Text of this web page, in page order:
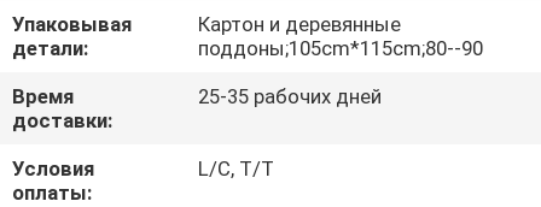
СВЯЖИТЕСЬ
МЫ
НОВОСТИ
Упаковывая
детали:
Картон и деревянные
поддоны;105cm*115cm;80--90
Время
доставки:
25-35 рабочих дней
Условия
оплаты:
L/C, T/T